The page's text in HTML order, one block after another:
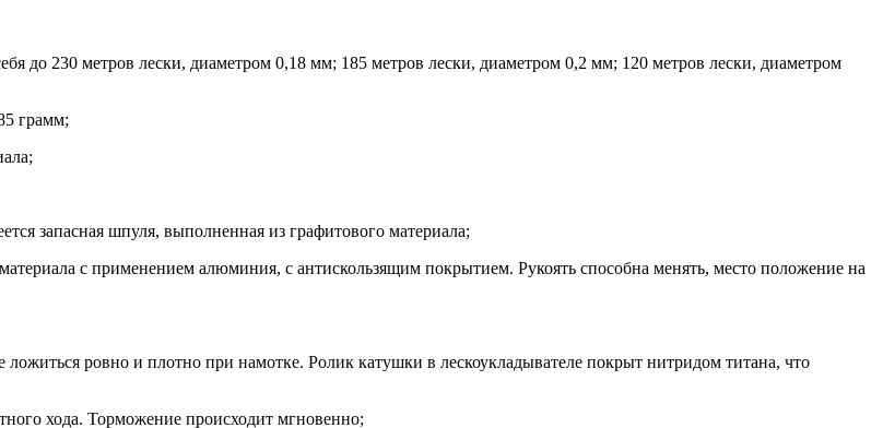
до 230 метров лески, диаметром 0,18 мм; 185 метров лески, диаметром 0,2 мм; 120 метров лески, диаметром
грамм;
запасная шпуля, выполненная из графитового материала;
с применением алюминия, с антискользящим покрытием. Рукоять способна менять, место положение на
ложиться ровно и плотно при намотке. Ролик катушки в лескоукладывателе покрыт нитридом титана, что
хода. Торможение происходит мгновенно;